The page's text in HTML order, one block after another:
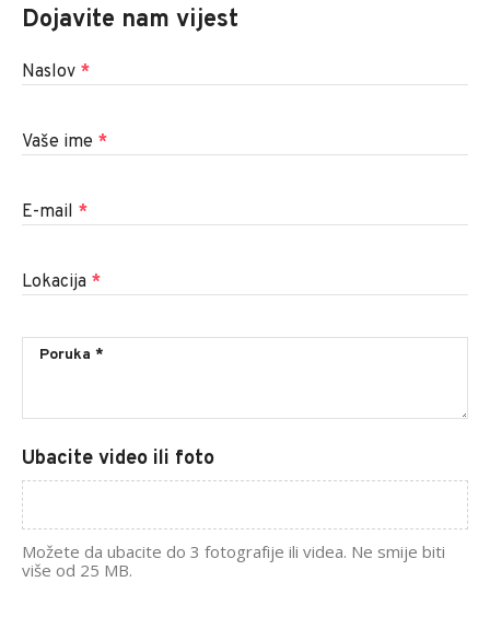
Dojavite nam vijest
Naslov *
Vaše ime *
E-mail *
Lokacija *
Ubacite video ili foto
Možete da ubacite do 3 fotografije ili videa. Ne smije biti
više od 25 MB.